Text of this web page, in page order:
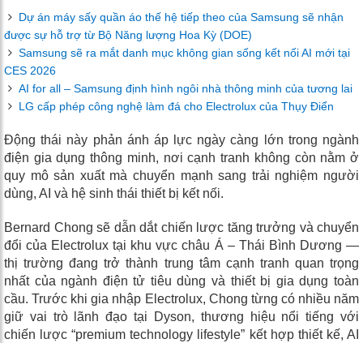
Dự án máy sấy quần áo thế hệ tiếp theo của Samsung sẽ nhận
được sự hỗ trợ từ Bộ Năng lượng Hoa Kỳ (DOE)
Samsung sẽ ra mắt danh mục không gian sống kết nối AI mới tại
CES 2026
AI for all – Samsung định hình ngôi nhà thông minh của tương lai
LG cấp phép công nghệ làm đá cho Electrolux của Thụy Điển
Động thái này phản ánh áp lực ngày càng lớn trong ngành
điện gia dụng thông minh, nơi cạnh tranh không còn nằm ở
quy mô sản xuất mà chuyển mạnh sang trải nghiệm người
dùng, AI và hệ sinh thái thiết bị kết nối.
Bernard Chong sẽ dẫn dắt chiến lược tăng trưởng và chuyển
đổi của Electrolux tại khu vực châu Á – Thái Bình Dương —
thị trường đang trở thành trung tâm cạnh tranh quan trọng
nhất của ngành điện tử tiêu dùng và thiết bị gia dụng toàn
cầu. Trước khi gia nhập Electrolux, Chong từng có nhiều năm
giữ vai trò lãnh đạo tại Dyson, thương hiệu nổi tiếng với
chiến lược “premium technology lifestyle” kết hợp thiết kế, AI